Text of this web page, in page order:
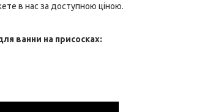
в нас за доступною ціною.
ванни на присосках: